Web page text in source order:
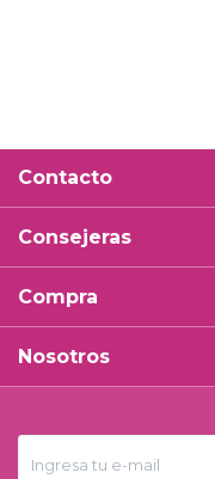
Contacto
Consejeras
Compra
Nosotros